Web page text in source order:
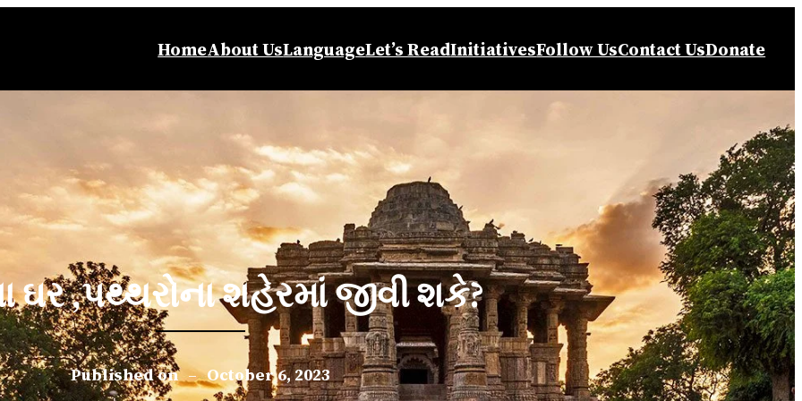
HomeAbout UsLanguageLet’s ReadInitiativesFollow UsContact UsDonate
ઘર ,પથ્થરોના શહેરમાં જીવી શકે?
Published on – October 6, 2023